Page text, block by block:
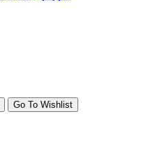
Go To Wishlist